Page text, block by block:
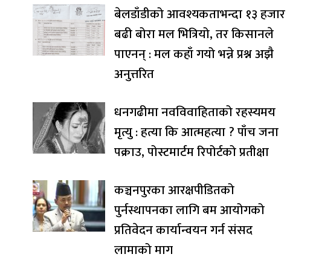
बेलडाँडीको आवश्यकताभन्दा १३ हजार
बढी बोरा मल भित्रियो, तर किसानले
पाएनन् : मल कहाँ गयो भन्ने प्रश्न अझै
अनुत्तरित
धनगढीमा नवविवाहिताको रहस्यमय
मृत्यु : हत्या कि आत्महत्या ? पाँच जना
पक्राउ, पोस्टमार्टम रिपोर्टको प्रतीक्षा
कञ्चनपुरका आरक्षपीडितको
पुर्नस्थापनका लागि बम आयोगको
प्रतिवेदन कार्यान्वयन गर्न संसद
लामाको माग